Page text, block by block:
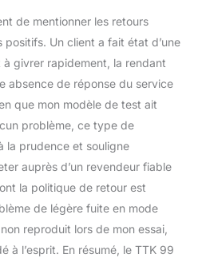
de mentionner les retours
positifs. Un client a fait état d’une
givrer rapidement, la rendant
absence de réponse du service
que mon modèle de test ait
problème, ce type de
la prudence et souligne
auprès d’un revendeur fiable
la politique de retour est
de légère fuite en mode
reproduit lors de mon essai,
à l’esprit. En résumé, le TTK 99